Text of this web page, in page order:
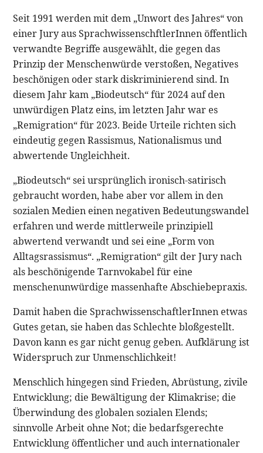
Seit 1991 werden mit dem „Unwort des Jahres“ von
einer Jury aus SprachwissenschftlerInnen öffentlich
verwandte Begriffe ausgewählt, die gegen das
Prinzip der Menschenwürde verstoßen, Negatives
beschönigen oder stark diskriminierend sind. In
diesem Jahr kam „Biodeutsch“ für 2024 auf den
unwürdigen Platz eins, im letzten Jahr war es
„Remigration“ für 2023. Beide Urteile richten sich
eindeutig gegen Rassismus, Nationalismus und
abwertende Ungleichheit.
„Biodeutsch“ sei ursprünglich ironisch-satirisch
gebraucht worden, habe aber vor allem in den
sozialen Medien einen negativen Bedeutungswandel
erfahren und werde mittlerweile prinzipiell
abwertend verwandt und sei eine „Form von
Alltagsrassismus“. „Remigration“ gilt der Jury nach
als beschönigende Tarnvokabel für eine
menschenunwürdige massenhafte Abschiebepraxis.
Damit haben die SprachwissenschaftlerInnen etwas
Gutes getan, sie haben das Schlechte bloßgestellt.
Davon kann es gar nicht genug geben. Aufklärung ist
Widerspruch zur Unmenschlichkeit!
Menschlich hingegen sind Frieden, Abrüstung, zivile
Entwicklung; die Bewältigung der Klimakrise; die
Überwindung des globalen sozialen Elends;
sinnvolle Arbeit ohne Not; die bedarfsgerechte
Entwicklung öffentlicher und auch internationaler